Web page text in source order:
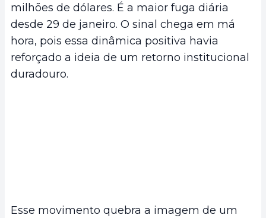
milhões de dólares. É a maior fuga diária
desde 29 de janeiro. O sinal chega em má
hora, pois essa dinâmica positiva havia
reforçado a ideia de um retorno institucional
duradouro.
Esse movimento quebra a imagem de um